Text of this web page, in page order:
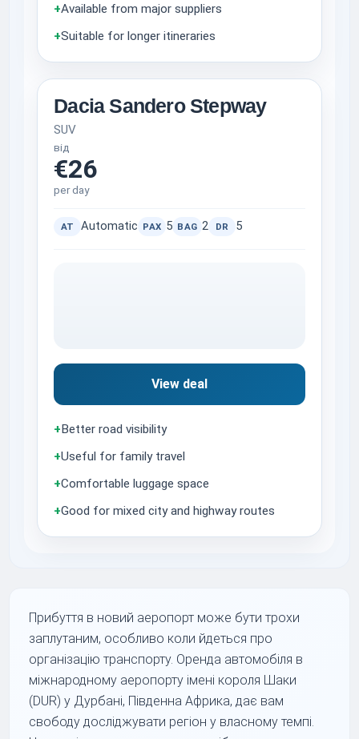
+Available from major suppliers
+Suitable for longer itineraries
Dacia Sandero Stepway
SUV
від
€26
per day
AT Automatic PAX 5 BAG 2 DR 5
View deal
+Better road visibility
+Useful for family travel
+Comfortable luggage space
+Good for mixed city and highway routes
Прибуття в новий аеропорт може бути трохи
заплутаним, особливо коли йдеться про
організацію транспорту. Оренда автомобіля в
міжнародному аеропорту імені короля Шаки
(DUR) у Дурбані, Південна Африка, дає вам
свободу досліджувати регіон у власному темпі.